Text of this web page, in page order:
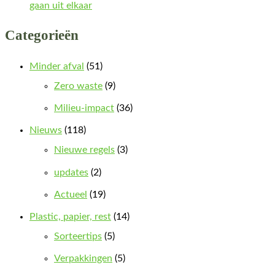
gaan uit elkaar
Categorieën
Minder afval (51)
Zero waste (9)
Milieu-impact (36)
Nieuws (118)
Nieuwe regels (3)
updates (2)
Actueel (19)
Plastic, papier, rest (14)
Sorteertips (5)
Verpakkingen (5)